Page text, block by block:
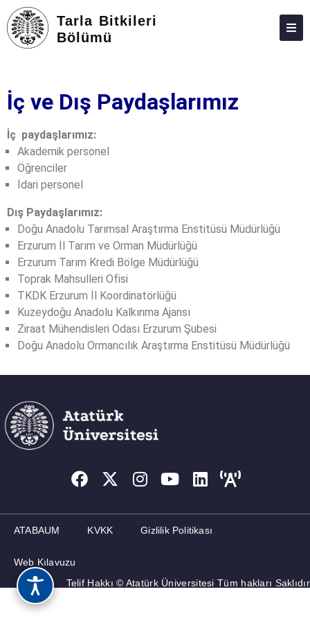
Tarla Bitkileri
Bölümü
LISANS
LISANSÜSTÜ
ARAŞTIRMA
ADAY ÖĞRENCILER
İLETIŞIM
İç ve Dış Paydaşlarımız
İç paydaşlarımız:
Akademik personel
Öğrenciler
İdari personel
Dış Paydaşlarımız:
Doğu Anadolu Tarımsal Araştırma Enstitüsü Müdürlüğü
Erzurum İl Tarım ve Orman Müdürlüğü
Erzurum Tarım Kredi Bölge Müdürlüğü
Toprak Mahsulleri Ofisi
TKDK Erzurum İl Koordinatörlüğü
Kuzeydoğu Anadolu Kalkınma Ajansı
Ziraat Mühendisleri Odası Erzurum Şubesi
Doğu Anadolu Ormancılık Araştırma Enstitüsü Müdürlüğü
ATABAUM KVKK Gizlilik Politikası
Web Kılavuzu
Telif Hakkı © Atatürk Üniversitesi Tüm hakları Saklıdır